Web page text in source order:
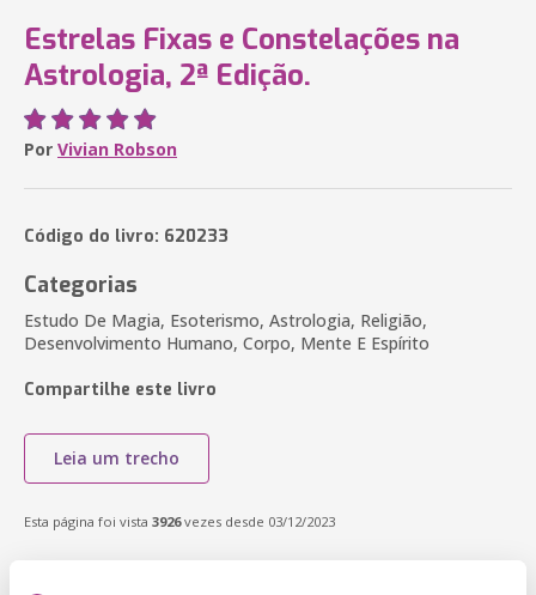
Estrelas Fixas e Constelações na
Astrologia, 2ª Edição.
Por Vivian Robson
Código do livro: 620233
Categorias
Estudo De Magia, Esoterismo, Astrologia, Religião,
Desenvolvimento Humano, Corpo, Mente E Espírito
Compartilhe este livro
Leia um trecho
Esta página foi vista 3926vezes desde 03/12/2023